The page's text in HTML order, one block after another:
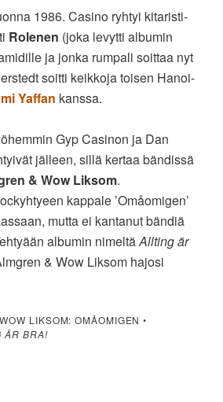
1986. Casino ryhtyi kitaristi-
Rolenen (joka levytti albumin
ja jonka rumpali soittaa nyt
soitti keikkoja toisen Hanoi-
Yaffan kanssa.
Gyp Casinon ja Dan
jälleen, sillä kertaa bändissä
& Wow Liksom.
kappale ’Omåomigen’
mutta ei kantanut bändiä
albumin nimeltäAllting är
& Wow Liksom hajosi
LIKSOM: OMÅOMIGEN •
ÄR BRA!